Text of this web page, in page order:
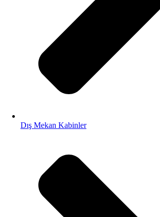
Dış Mekan Kabinler